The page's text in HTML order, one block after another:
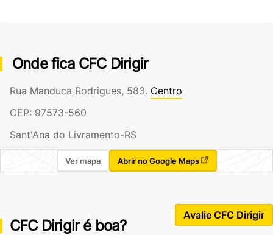
Onde fica CFC Dirigir
Rua Manduca Rodrigues, 583. Centro
CEP: 97573-560
Sant'Ana do Livramento-RS
Ver mapa Abrir no Google Maps
CFC Dirigir é boa?
Avalie CFC Dirigir